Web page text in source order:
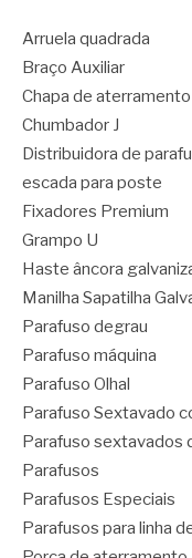
Arruela quadrada
Braço Auxiliar
Chapa de aterramento
Chumbador J
Distribuidora de
escada para poste
Fixadores Premium
Grampo U
Haste âncora
Manilha Sapatilha
Parafuso degrau
Parafuso máquina
Parafuso Olhal
Parafuso Sextavado
Parafuso sextavados
Parafusos
Parafusos Especiais
Parafusos para linha